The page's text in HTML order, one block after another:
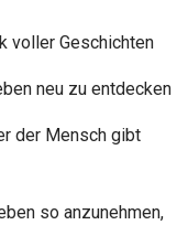
voller Geschichten
neu zu entdecken
der Mensch gibt
so anzunehmen,